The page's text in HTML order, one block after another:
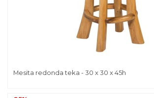
Mesita redonda teka - 30 x 30 x 45h